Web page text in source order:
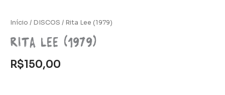
Início / DISCOS / Rita Lee (1979)
Rita Lee (1979)
R$150,00